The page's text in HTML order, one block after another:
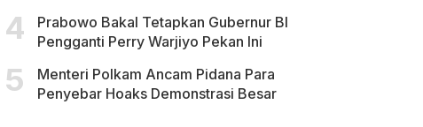
Prabowo Bakal Tetapkan Gubernur BI
Pengganti Perry Warjiyo Pekan Ini
Menteri Polkam Ancam Pidana Para
Penyebar Hoaks Demonstrasi Besar